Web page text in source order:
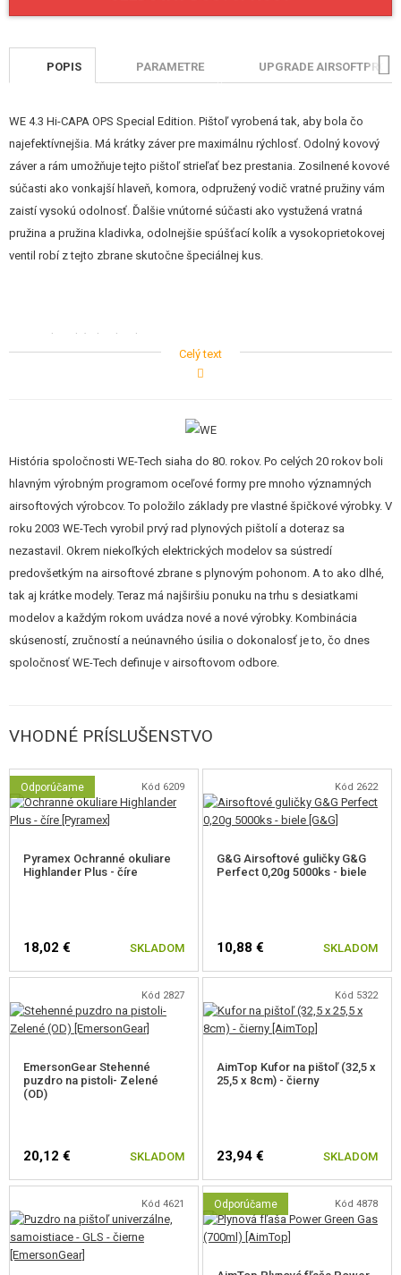
REKLAMNÉ PREDMETY
NOVÝ TOVAR
ZĽAVY, AKCIE
KONTAKT
POPIS PARAMETRE UPGRADE AIRSOFTPRO
WE 4.3 Hi-CAPA OPS Special Edition. Pištoľ vyrobená tak, aby bola čo
najefektívnejšia. Má krátky záver pre maximálnu rýchlosť. Odolný kovový
záver a rám umožňuje tejto pištoľ strieľať bez prestania. Zosilnené kovové
súčasti ako vonkajší hlaveň, komora, odpružený vodič vratné pružiny vám
zaistí vysokú odolnosť. Ďalšie vnútorné súčasti ako vystužená vratná
pružina a pružina kladivka, odolnejšie spúšťací kolík a vysokoprietokovej
ventil robí z tejto zbrane skutočne špeciálnej kus.
Realistický Blowback
Zvládne vysokotlakový plyn
Nová verzia záveru z ľahkej hliníkovej zliatiny pre najlepší výkon
Ide o plynovú pištoľ, kedy sa plyn plní do zásobníka pomocou plniaceho
ventilu v jeho pätke. Používa sa plyn Green Gas (Propán), ktorý je súčasťou
ponuky nášho eshopu. Na jedno naplnenie plynom možno vystrieľať cca
20-30 guličiek. Záleží od teploty prostredia. Zbraň je vybavená "Blow
Back", čiže reálnym pohybom záveru. Pri každom výstrele záver cyklicky
"kopne" dozadu a dá strelci vysoký pocit realistickosti. Tieto plynové
zbrane so svojou konštrukciou veľmi podobajú reálnym a okrem rozborky
sa tiež musí čistiť a mazať.
Celý text
História spoločnosti WE-Tech siaha do 80. rokov. Po celých 20 rokov boli
hlavným výrobným programom oceľové formy pre mnoho významných
airsoftových výrobcov. To položilo základy pre vlastné špičkové výrobky. V
roku 2003 WE-Tech vyrobil prvý rad plynových pištolí a doteraz sa
nezastavil. Okrem niekoľkých elektrických modelov sa sústredí
predovšetkým na airsoftové zbrane s plynovým pohonom. A to ako dlhé,
tak aj krátke modely. Teraz má najširšiu ponuku na trhu s desiatkami
modelov a každým rokom uvádza nové a nové výrobky. Kombinácia
skúseností, zručností a neúnavného úsilia o dokonalosť je to, čo dnes
spoločnosť WE-Tech definuje v airsoftovom odbore.
VHODNÉ PRÍSLUŠENSTVO
Odporúčame Kód 6209
Pyramex Ochranné okuliare
Highlander Plus - číre
18,02 € SKLADOM
Kód 2622
G&G Airsoftové guličky G&G
Perfect 0,20g 5000ks - biele
10,88 € SKLADOM
Kód 2827
EmersonGear Stehenné
puzdro na pistoli- Zelené
(OD)
20,12 € SKLADOM
Kód 5322
AimTop Kufor na pištoľ (32,5 x
25,5 x 8cm) - čierny
23,94 € SKLADOM
Kód 4621 Odporúčame Kód 4878